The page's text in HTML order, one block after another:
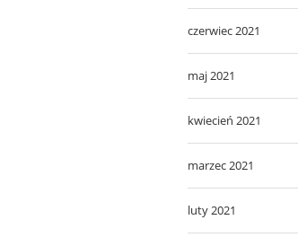
czerwiec 2021
maj 2021
kwiecień 2021
marzec 2021
luty 2021